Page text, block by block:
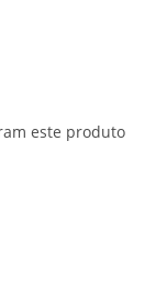
este produto